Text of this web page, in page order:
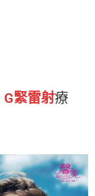
G緊雷射療